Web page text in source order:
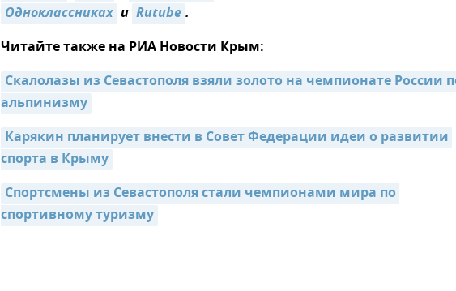
Одноклассниках и Rutube.
Читайте также на РИА Новости Крым:
Скалолазы из Севастополя взяли золото на чемпионате России
альпинизму
Карякин планирует внести в Совет Федерации идеи о развитии
спорта в Крыму
Спортсмены из Севастополя стали чемпионами мира по
спортивному туризму